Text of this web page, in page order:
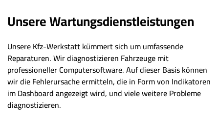
Unsere Wartungsdienstleistungen
Unsere Kfz-Werkstatt kümmert sich um umfassende
Reparaturen. Wir diagnostizieren Fahrzeuge mit
professioneller Computersoftware. Auf dieser Basis können
wir die Fehlerursache ermitteln, die in Form von Indikatoren
im Dashboard angezeigt wird, und viele weitere Probleme
diagnostizieren.